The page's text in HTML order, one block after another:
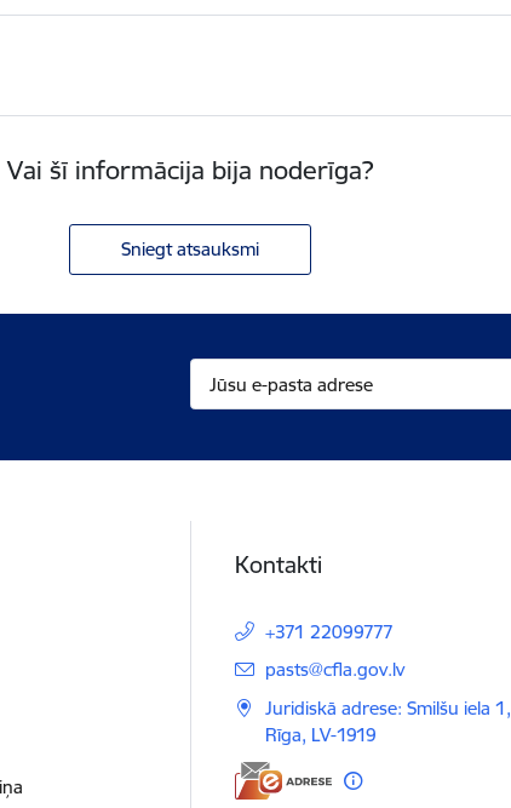
Vai šī informācija bija noderīga?
Sniegt atsauksmi
Kontakti
+371 22099777
E-pasts:
pasts@cfla.gov.lv
Juridiskā adrese: Smilšu iela 1,
Rīga, LV-1919